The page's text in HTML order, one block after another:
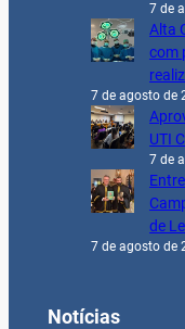
7 de
Alta
com
7 de agosto de
UTI
7 de
de
7 de agosto de
Notícias